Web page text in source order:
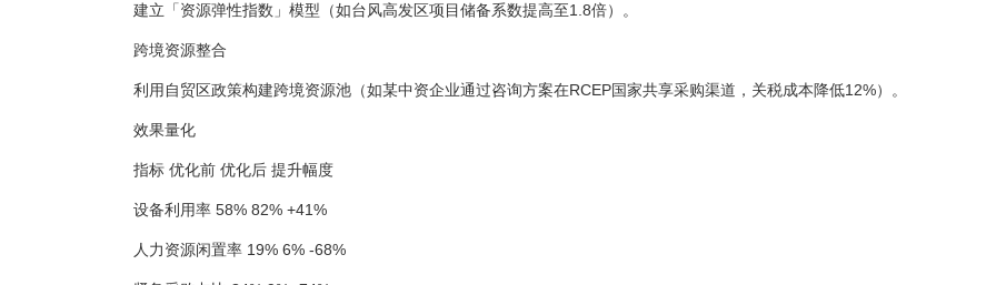
建立「资源弹性指数」模型（如台风高发区项目储备系数提高至1.8倍）。
跨境资源整合
利用自贸区政策构建跨境资源池（如某中资企业通过咨询方案在RCEP国家共享采购渠道，关税成本降低12%）。
效果量化
指标 优化前 优化后 提升幅度
设备利用率 58% 82% +41%
人力资源闲置率 19% 6% -68%